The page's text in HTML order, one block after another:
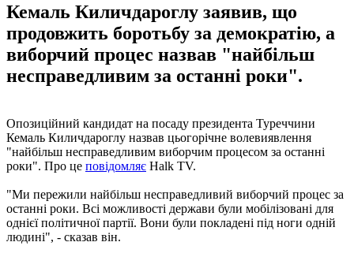
Кемаль Киличдароглу заявив, що
продовжить боротьбу за демократію, а
виборчий процес назвав "найбільш
несправедливим за останні роки".
Опозиційний кандидат на посаду президента Туреччини
Кемаль Киличдароглу назвав цьогорічне волевиявлення
"найбільш несправедливим виборчим процесом за останні
роки". Про це повідомляє Halk TV.
"Ми пережили найбільш несправедливий виборчий процес за
останні роки. Всі можливості держави були мобілізовані для
однієї політичної партії. Вони були покладені під ноги одній
людині", - сказав він.